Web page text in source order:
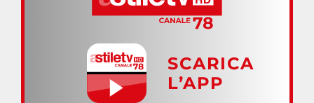
SCARICA
L’APP